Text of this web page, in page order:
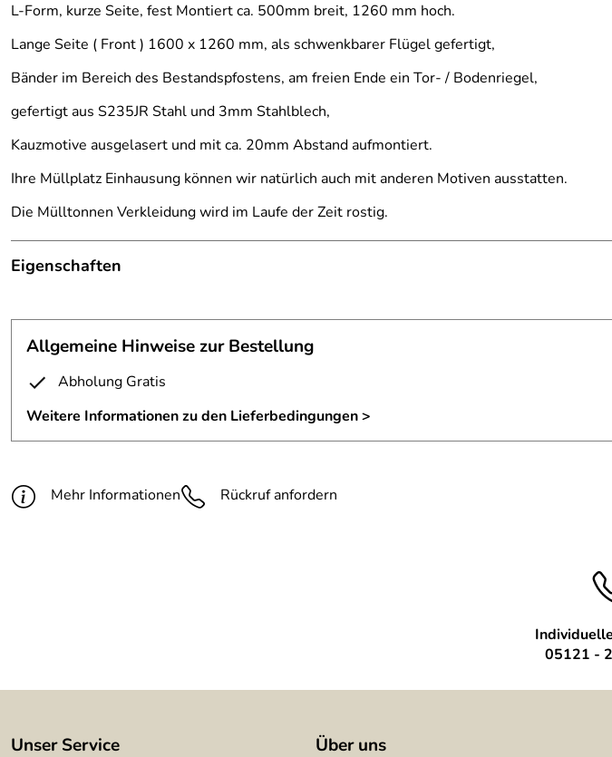
L-Form, kurze Seite, fest Montiert ca. 500mm breit, 1260 mm hoch.
Lange Seite ( Front ) 1600 x 1260 mm, als schwenkbarer Flügel gefertigt,
Bänder im Bereich des Bestandspfostens, am freien Ende ein Tor- / Bodenriegel,
gefertigt aus S235JR Stahl und 3mm Stahlblech,
Kauzmotive ausgelasert und mit ca. 20mm Abstand aufmontiert.
Ihre Müllplatz Einhausung können wir natürlich auch mit anderen Motiven ausstatten.
Die Mülltonnen Verkleidung wird im Laufe der Zeit rostig.
Eigenschaften
Befestigungsmaterial:
wird mitgeliefert
Fertigungsverfahren:
Maße:
nach Wunschmaß
Allgemeine Hinweise zur Bestellung
Abholung Gratis
Weitere Informationen zu den Lieferbedingungen >
Mehr Informationen Rückruf anfordern
05121 -
Unser Service Über uns